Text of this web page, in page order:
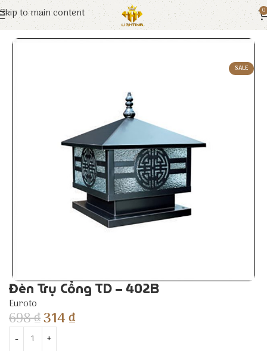
Skip to main content 0
Trang chủ Euroto Đèn Trang Trí
SALE
Đèn Trụ Cổng TD – 402B
Euroto
698₫314₫